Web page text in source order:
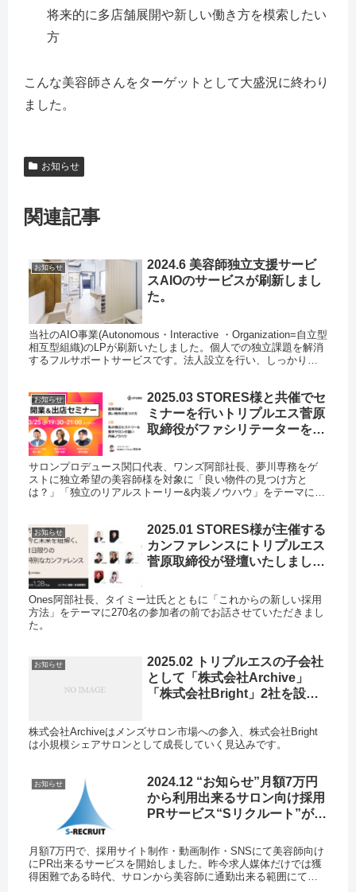
将来的に多店舗展開や新しい働き方を模索したい
方
こんな美容師さんをターゲットとして大盛況に終わり
ました。
お知らせ
関連記事
お知らせ
2024.6 美容師独立支援サービ
スAIOのサービスが刷新しまし
た。
当社のAIO事業(Autonomous・Interactive ・Organization=自立型
相互型組織)のLPが刷新いたしました。個人での独立課題を解消
するフルサポートサービスです。法人設立を行い、しっかり店
お知らせ
2025.03 STORES様と共催でセ
ミナーを行いトリプルエス菅原
取締役がファシリテーターをさ
サロンプロデュース関口代表、ワンズ阿部社長、夢川専務をゲ
ストに独立希望の美容師様を対象に「良い物件の見つけ方と
は？」「独立のリアルストーリー&内装ノウハウ」をテーマに
お知らせ
2025.01 STORES様が主催する
カンファレンスにトリプルエス
菅原取締役が登壇いたしまし
Ones阿部社長、タイミー辻氏とともに「これからの新しい採用
方法」をテーマに270名の参加者の前でお話させていただきまし
た。
お知らせ
2025.02 トリプルエスの子会社
として「株式会社Archive」
「株式会社Bright」2社を設立
株式会社Archiveはメンズサロン市場への参入、株式会社Bright
は小規模シェアサロンとして成長していく見込みです。
お知らせ
2024.12 “お知らせ”月額7万円
から利用出来るサロン向け採用
PRサービス“Sリクルート”が開
月額7万円で、採用サイト制作・動画制作・SNSにて美容師向け
にPR出来るサービスを開始しました。昨今求人媒体だけでは獲
得困難である時代、サロンから美容師に通勤出来る範囲にて、